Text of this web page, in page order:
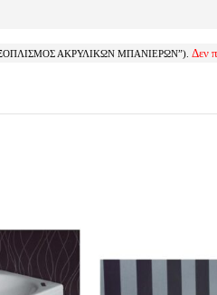
ΑΚΡΥΛΙΚΩΝ ΜΠΑΝΙΕΡΩΝ”). Δεν